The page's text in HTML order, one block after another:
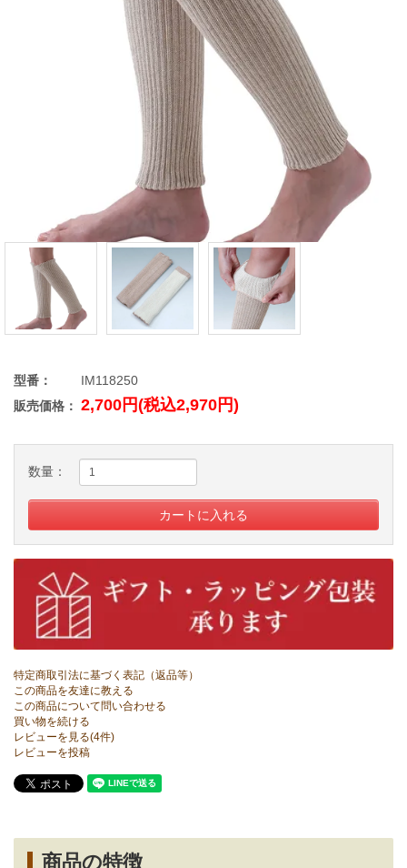
型番：
IM118250
販売価格： 2,700円(税込2,970円)
数量：
特定商取引法に基づく表記（返品等）
この商品を友達に教える
この商品について問い合わせる
買い物を続ける
レビューを見る(4件)
レビューを投稿
商品の特徴